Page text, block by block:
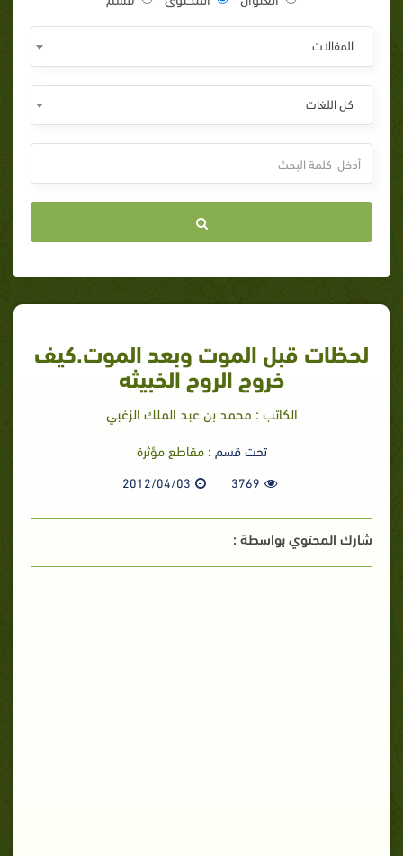
المقالات
كل اللغات
لحظات قبل الموت وبعد الموت.كيف
خروج الروح الخبيثه
الكاتب : محمد بن عبد الملك الزغبي
تحت قسم :مقاطع مؤثرة
3769
2012/04/03
شارك المحتوي بواسطة :